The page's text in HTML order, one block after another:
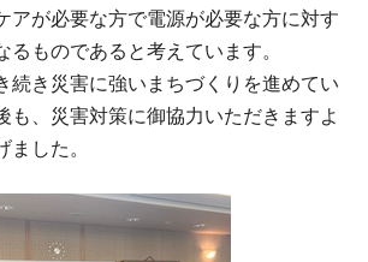
アが必要な方で電源が必要な方に対す
るものであると考えています。
続き災害に強いまちづくりを進めてい
も、災害対策に御協力いただきますよ
した。